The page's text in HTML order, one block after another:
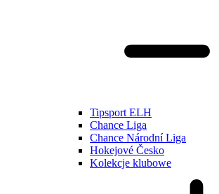
Tipsport ELH
Chance Liga
Chance Národní Liga
Hokejové Česko
Kolekcje klubowe